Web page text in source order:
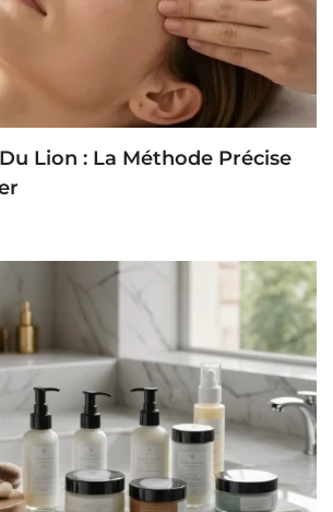
Lion : La Méthode Précise